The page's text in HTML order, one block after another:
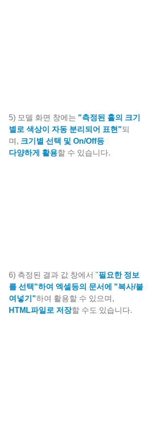
5) 모델 화면 창에는 "측정된 홀의 크기
별로 색상이 자동 분리되어 표현"되
며, 크기별 선택 및 On/Off등
다양하게 활용할 수 있습니다.
6) 측정된 결과 값 창에서 "필요한 정보
를 선택"하여 엑셀등의 문서에 "복사/붙
여넣기"하여 활용할 수 있으며,
HTML파일로 저장할 수도 있습니다.